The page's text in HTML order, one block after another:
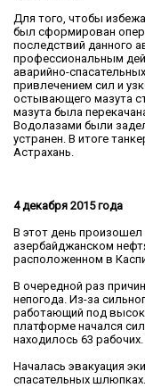
Для того, чтобы
был сформирован
последствий данного
профессиональным
аварийно-
привлечением сил и
остывающего мазута
мазута была
Водолазами были
устранен. В итоге
Астрахань.
4 декабря 2015 года
В этот день
азербайджанском
расположенном в
В очередной раз
непогода. Из-за
работающий под
платформе начался
находилось 63 рабочих.
Началась эвакуация
спасательных